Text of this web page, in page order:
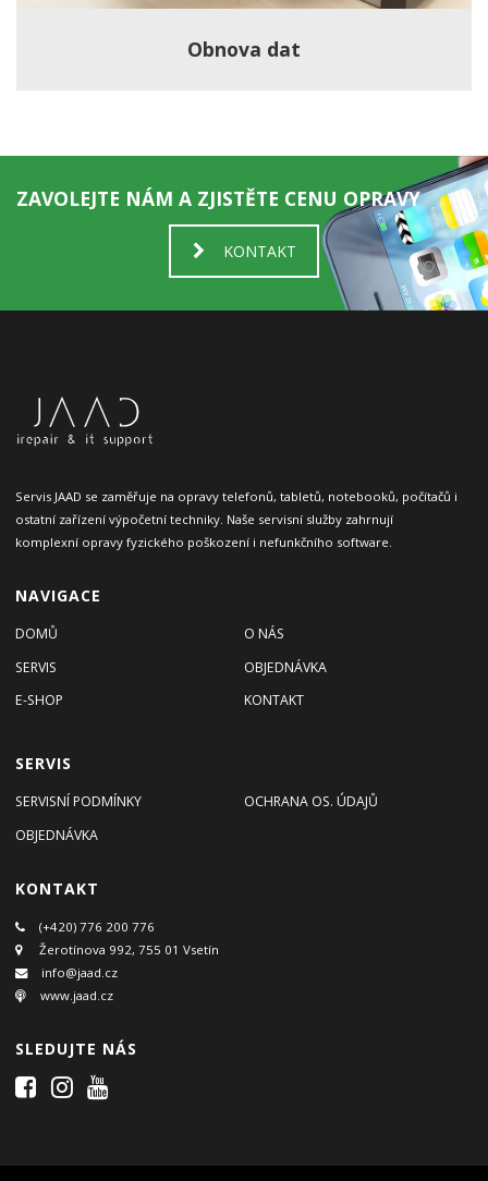
Obnova dat
ZAVOLEJTE NÁM A ZJISTĚTE CENU OPRAVY
KONTAKT
Servis JAAD se zaměřuje na opravy telefonů, tabletů, notebooků, počítačů i
ostatní zařízení výpočetní techniky. Naše servisní služby zahrnují
komplexní opravy fyzického poškození i nefunkčního software.
NAVIGACE
DOMŮ
O NÁS
SERVIS
OBJEDNÁVKA
E-SHOP
KONTAKT
SERVIS
SERVISNÍ PODMÍNKY
OCHRANA OS. ÚDAJŮ
OBJEDNÁVKA
KONTAKT
(+420) 776 200 776
Žerotínova 992, 755 01 Vsetín
info@jaad.cz
www.jaad.cz
SLEDUJTE NÁS